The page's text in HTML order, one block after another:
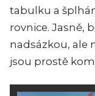
tabulku a
rovnice. Jasně,
nadsázkou, ale
jsou prostě